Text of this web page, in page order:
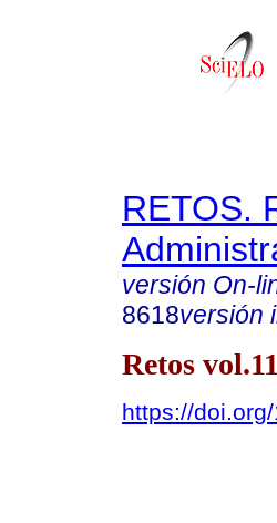
RETOS.
versión On-
8618versión
Retos
https://